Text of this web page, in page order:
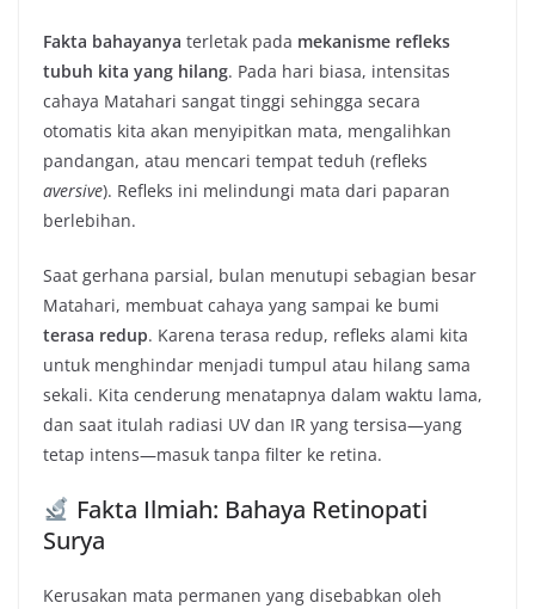
Fakta bahayanya terletak pada mekanisme refleks
tubuh kita yang hilang. Pada hari biasa, intensitas
cahaya Matahari sangat tinggi sehingga secara
otomatis kita akan menyipitkan mata, mengalihkan
pandangan, atau mencari tempat teduh (refleks
aversive). Refleks ini melindungi mata dari paparan
berlebihan.
Saat gerhana parsial, bulan menutupi sebagian besar
Matahari, membuat cahaya yang sampai ke bumi
terasa redup. Karena terasa redup, refleks alami kita
untuk menghindar menjadi tumpul atau hilang sama
sekali. Kita cenderung menatapnya dalam waktu lama,
dan saat itulah radiasi UV dan IR yang tersisa—yang
tetap intens—masuk tanpa filter ke retina.
Fakta Ilmiah: Bahaya Retinopati
Surya
Kerusakan mata permanen yang disebabkan oleh